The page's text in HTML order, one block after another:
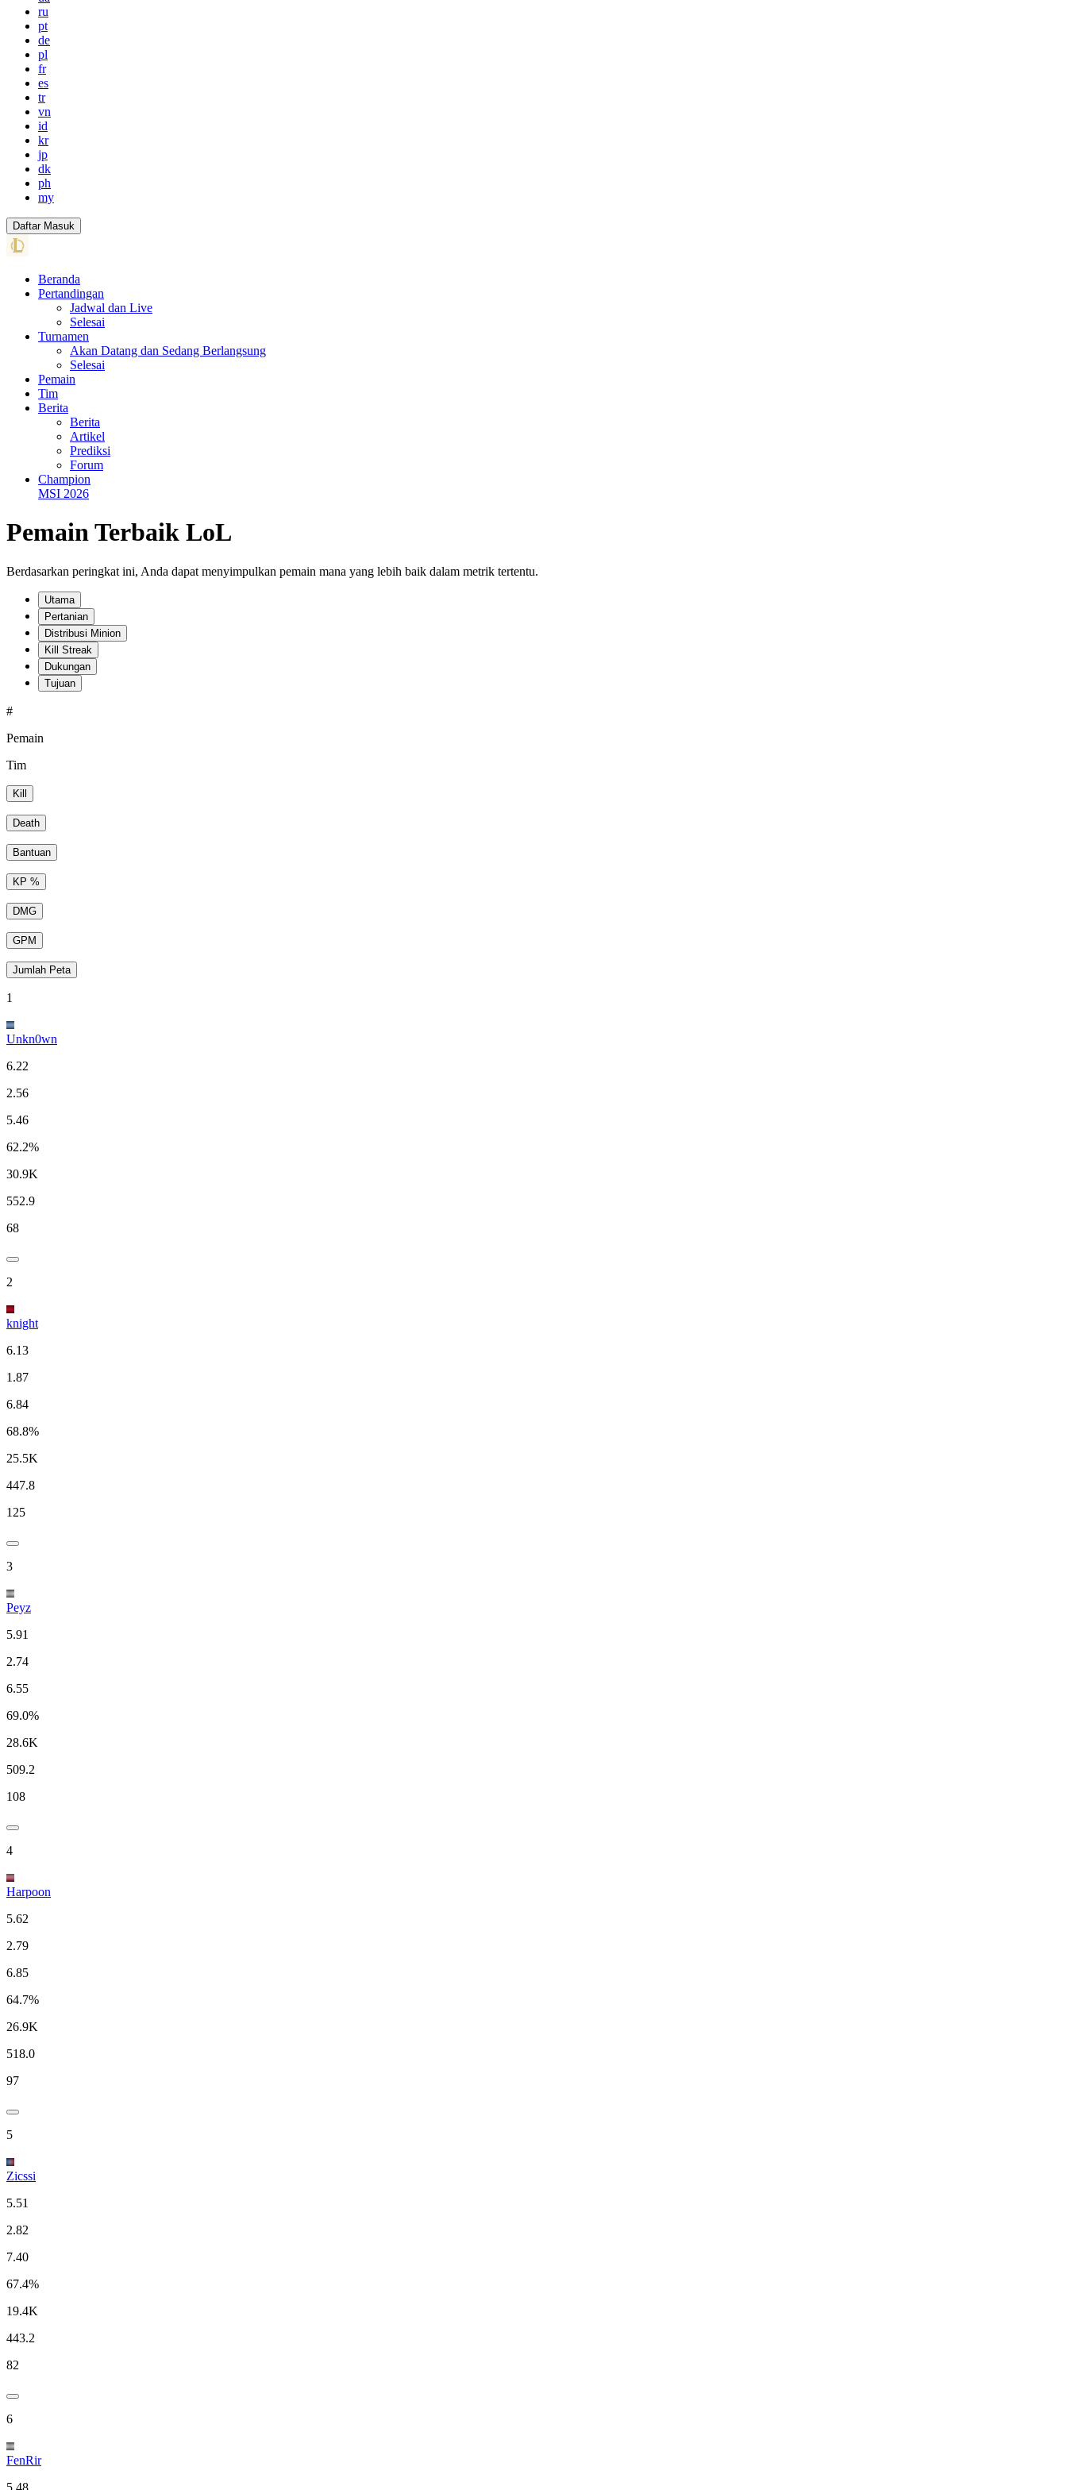
ru
pt
de
pl
fr
es
tr
vn
id
kr
jp
dk
ph
my
Daftar Masuk
Beranda
Pertandingan
Jadwal dan Live
Selesai
Turnamen
Akan Datang dan Sedang Berlangsung
Selesai
Pemain
Tim
Berita
Berita
Artikel
Prediksi
Forum
Champion
MSI 2026
Pemain Terbaik LoL
Berdasarkan peringkat ini, Anda dapat menyimpulkan pemain mana yang lebih baik dalam metrik tertentu.
Utama
Pertanian
Distribusi Minion
Kill Streak
Dukungan
Tujuan
#
Pemain
Tim
Kill
Death
Bantuan
KP %
DMG
GPM
Jumlah Peta
1
Unkn0wn
6.22
2.56
5.46
62.2%
30.9K
552.9
68
2
knight
6.13
1.87
6.84
68.8%
25.5K
447.8
125
3
Peyz
5.91
2.74
6.55
69.0%
28.6K
509.2
108
4
Harpoon
5.62
2.79
6.85
64.7%
26.9K
518.0
97
5
Zicssi
5.51
2.82
7.40
67.4%
19.4K
443.2
82
6
FenRir
5.48